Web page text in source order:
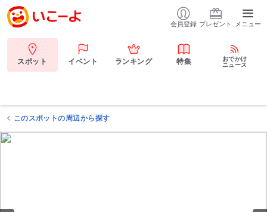
会員登録 プレゼント メニュー
スポット イベント ランキング 特集
おでかけ
ニュース
このスポットの周辺から探す